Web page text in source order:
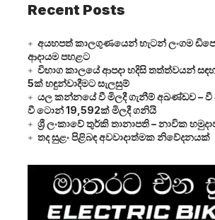
Recent Posts
අයහපත් කාලගුණයෙන් හැටන් ලංගම
ආදායම පහළට
විභාග කාලයේ ආපදා හදිසි තත්ත්වයන්
5ක් හඳුන්වාදීමට සැලසුම්
යල කන්නයේ වී මිලදී ගැනීම් අඛණ්ඩව –
වී ටොන් 19,592ක් මිලදී ගනියි
ශ්‍රී ලංකාවේ තුර්කි තානාපති – නාවික
තද සුළං පිළිබඳ අවවාදාත්මක නිවේදනයක්
Player